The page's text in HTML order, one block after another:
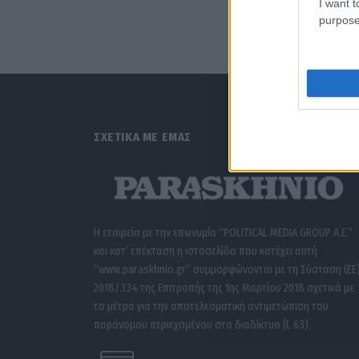
I want
ΣΧΕΤΙΚΑ ΜΕ ΕΜΑΣ
Η εταιρεία με την επωνυμία “POLITICAL MEDIA GROUP A.E.”
και κατ’ επέκταση η ιστοσελίδα που κατέχει αυτή
“www.paraskhnio.gr” συμμορφώνονται με τη Σύσταση (ΕΕ)
2018/334 της Επιτροπής της 1ης Μαρτίου 2018 σχετικά με
τα μέτρα για την αποτελεσματική αντιμετώπιση του
παράνομου περιεχομένου στο διαδίκτυο (L 63).